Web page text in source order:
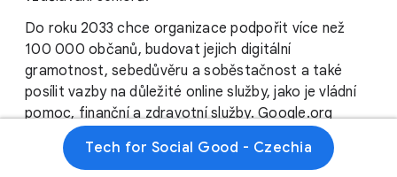
Do roku 2033 chce organizace podpořit více než
100 000 občanů, budovat jejich digitální
gramotnost, sebedůvěru a soběstačnost a také
posílit vazby na důležité online služby, jako je vládní
pomoc, finanční a zdravotní služby. Google.org
organizaci na tento cíl poskytne grantovou podporu.
Tech for Social Good - Czechia